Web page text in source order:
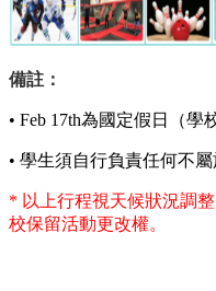
備註：
• Feb 17th為國定假日（學
• 學生須自行負責任何不
* 以上行程視天候狀況調
校保留活動更改權。